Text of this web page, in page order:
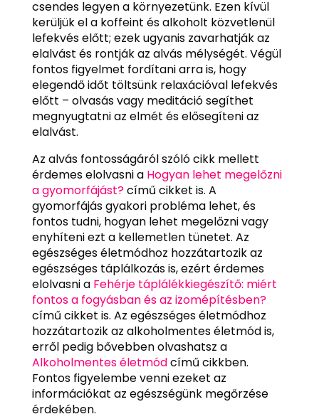
csendes legyen a környezetünk. Ezen kívül
kerüljük el a koffeint és alkoholt közvetlenül
lefekvés előtt; ezek ugyanis zavarhatják az
elalvást és rontják az alvás mélységét. Végül
fontos figyelmet fordítani arra is, hogy
elegendő időt töltsünk relaxációval lefekvés
előtt – olvasás vagy meditáció segíthet
megnyugtatni az elmét és elősegíteni az
elalvást.
Az alvás fontosságáról szóló cikk mellett
érdemes elolvasni a Hogyan lehet megelőzni
a gyomorfájást?című cikket is. A
gyomorfájás gyakori probléma lehet, és
fontos tudni, hogyan lehet megelőzni vagy
enyhíteni ezt a kellemetlen tünetet. Az
egészséges életmódhoz hozzátartozik az
egészséges táplálkozás is, ezért érdemes
elolvasni a Fehérje táplálékkiegészítő: miért
fontos a fogyásban és az izomépítésben?
című cikket is. Az egészséges életmódhoz
hozzátartozik az alkoholmentes életmód is,
erről pedig bővebben olvashatsz a
Alkoholmentes életmódcímű cikkben.
Fontos figyelembe venni ezeket az
információkat az egészségünk megőrzése
érdekében.